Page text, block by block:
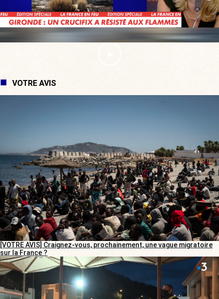
VOTRE AVIS
[VOTRE AVIS] Craignez-vous, prochainement, une vague migratoire
sur la France ?